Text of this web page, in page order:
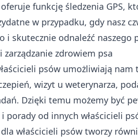
funkcję śledzenia GPS,
w przypadku, gdy nasz
i skutecznie odnaleźć naszego
zarządzanie zdrowiem psa
psów umożliwiają
wizyt u weterynarza,
Dzięki temu możemy być
i porady od innych właścicieli
właścicieli psów tworzy